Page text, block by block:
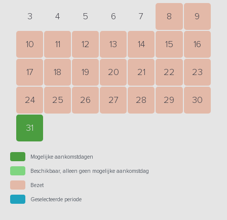
3 4 5 6 7 8 9
10 11 12 13 14 15 16
17 18 19 20 21 22 23
24 25 26 27 28 29 30
31
Mogelijke aankomstdagen
Beschikbaar, alleen geen mogelijke aankomstdag
Bezet
Geselecteerde periode